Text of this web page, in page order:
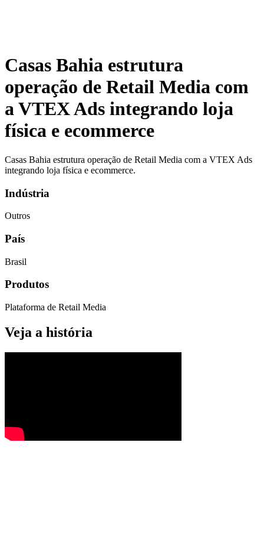
Casas Bahia estrutura
operação de Retail Media com
a VTEX Ads integrando loja
física e ecommerce
Casas Bahia estrutura operação de Retail Media com a VTEX Ads
integrando loja física e ecommerce.
Indústria
Outros
País
Brasil
Produtos
Plataforma de Retail Media
Veja a história